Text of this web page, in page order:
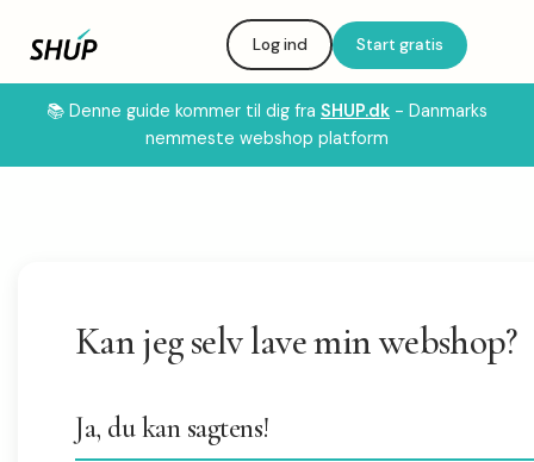
📚 Denne guide kommer til dig fra SHUP.dk - Danmarks
nemmeste webshop platform
Log ind Start gratis
Kan jeg selv lave min webshop?
Ja, du kan sagtens!